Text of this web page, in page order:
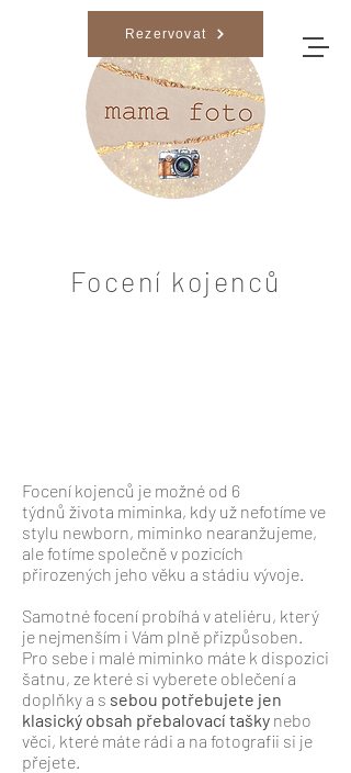
Rezervovat
Focení kojenců
Focení kojenců je možné od 6
týdnů života miminka, kdy už nefotíme ve
stylu newborn, miminko nearanžujeme,
ale fotíme společně v pozicích
přirozených jeho věku a stádiu vývoje.
Samotné focení probíhá v ateliéru, který
je nejmenším i Vám plně přizpůsoben.
Pro sebe i malé miminko máte k dispozici
šatnu, ze které si vyberete oblečení a
doplňky a s sebou potřebujete jen
klasický obsah přebalovací tašky nebo
věci, které máte rádi a na fotografii si je
přejete.